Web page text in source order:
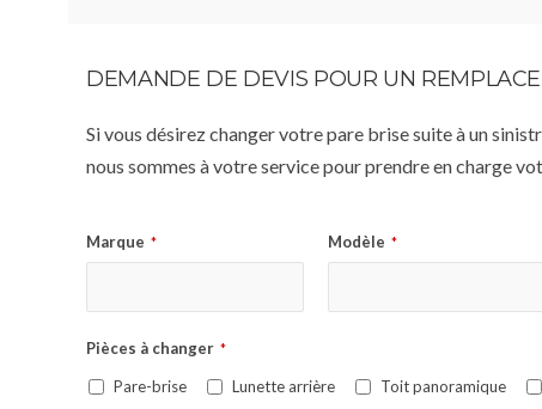
DEMANDE DE DEVIS POUR UN
Si vous désirez changer votre pare brise suite à un
nous sommes à votre service pour prendre en charge
Marque * Modèle *
Pièces à changer *
Pare-brise Lunette arrière Toit panoramique